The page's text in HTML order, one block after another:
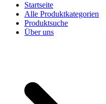
Startseite
Alle Produktkategorien
Produktsuche
Über uns